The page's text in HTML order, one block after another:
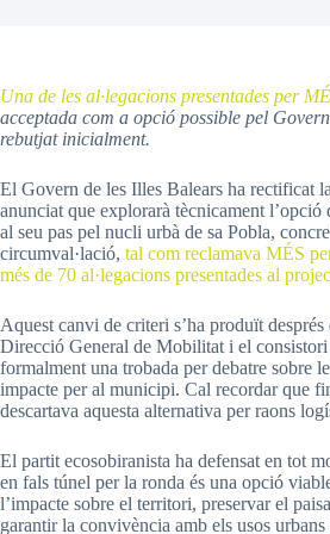
Una de les al·legacions presentades per
acceptada com a opció possible pel
rebutjat inicialment.
El Govern de les Illes Balears ha rectificat
anunciat que explorarà tècnicament l’opció
al seu pas pel nucli urbà de sa Pobla,
circumval·lació, tal com reclamava MÉS
més de 70 al·legacions presentades al
Aquest canvi de criteri s’ha produït després
Direcció General de Mobilitat i el
formalment una trobada per debatre sobre
impacte per al municipi. Cal recordar que
descartava aquesta alternativa per raons
El partit ecosobiranista ha defensat en tot
en fals túnel per la ronda és una opció
l’impacte sobre el territori, preservar el
garantir la convivència amb els usos